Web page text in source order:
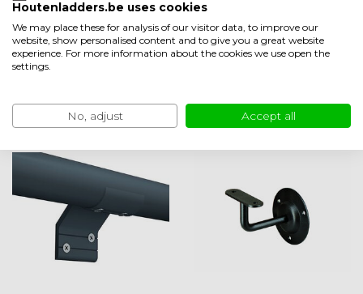
Op voorraad 2-3
werkdagen
EUR 24,50
Vergelijk
Op voorraad 2-3
werkdagen
EUR 29,50
Houtenladders.be uses cookies
We may place these for analysis of our visitor data, to improve our
website, show personalised content and to give you a great website
experience. For more information about the cookies we use open the
settings.
No, adjust Accept all